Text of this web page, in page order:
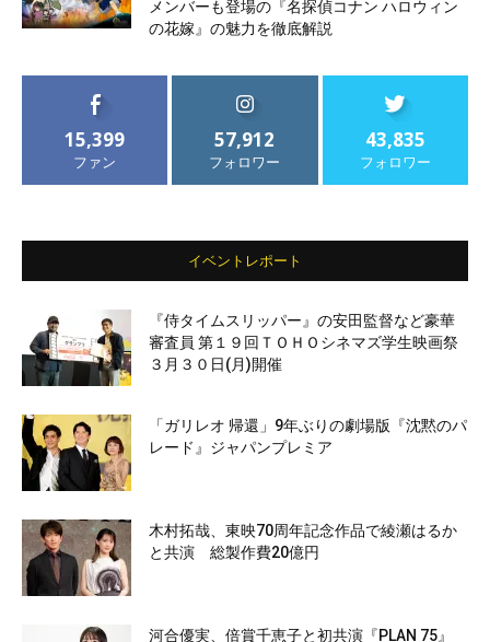
メンバーも登場の『名探偵コナン ハロウィン
の花嫁』の魅力を徹底解説
15,399
ファン
57,912
フォロワー
43,835
フォロワー
イベントレポート
『侍タイムスリッパー』の安田監督など豪華
審査員 第１９回ＴＯＨＯシネマズ学生映画祭
３月３０日(月)開催
「ガリレオ 帰還」9年ぶりの劇場版『沈黙のパ
レード』ジャパンプレミア
木村拓哉、東映70周年記念作品で綾瀬はるか
と共演 総製作費20億円
河合優実、倍賞千恵子と初共演『PLAN 75』